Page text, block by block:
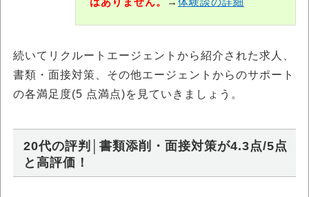
続いてリクルートエージェントから紹介された求人、
書類・面接対策、その他エージェントからのサポート
の各満足度(5 点満点)を見ていきましょう。
20代の評判│書類添削・面接対策が4.3点/5点
と高評価！